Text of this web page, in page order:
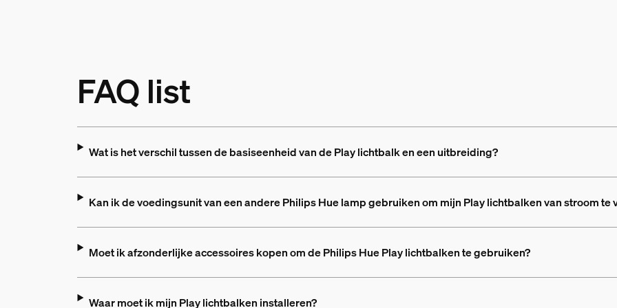
FAQ list
Wat is het verschil tussen de basiseenheid van de Play lichtbalk en een uitbreiding?
Kan ik de voedingsunit van een andere Philips Hue lamp gebruiken om mijn Play lichtbalken van stroom te
Moet ik afzonderlijke accessoires kopen om de Philips Hue Play lichtbalken te gebruiken?
Waar moet ik mijn Play lichtbalken installeren?